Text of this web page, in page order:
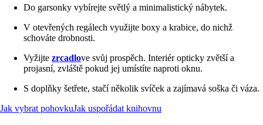
Do garsonky vybírejte světlý a minimalistický nábytek.
V otevřených regálech využijte boxy a krabice, do nichž
schováte drobnosti.
Vyžijte zrcadlove svůj prospěch. Interiér opticky zvětší a
projasní, zvláště pokud jej umístíte naproti oknu.
S doplňky šetřete, stačí několik svíček a zajímavá soška či váza.
Jak vybrat pohovkuJak uspořádat knihovnu